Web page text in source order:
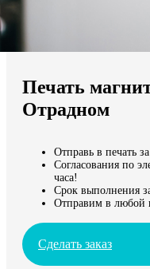
Мы доставляем по
Продолжить без города
Печать
Отрадном
Отправь в печать
Согласования по
часа!
Срок выполнения
Отправим в любой
Сделать заказ